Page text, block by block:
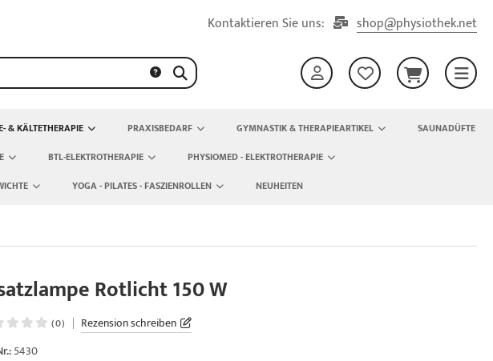
Kontaktieren Sie uns: shop@physiothek.net
& KÄLTETHERAPIE PRAXISBEDARF GYMNASTIK & THERAPIEARTIKEL
SAUNADÜFTE
BTL-ELEKTROTHERAPIE
PHYSIOMED - ELEKTROTHERAPIE
YOGA - PILATES - FASZIENROLLEN NEUHEITEN
Rotlicht 150 W
(0) | Rezension schreiben
5430